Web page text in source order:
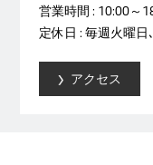
営業時間 : 10:00～
定休日 : 毎週火曜
アクセス